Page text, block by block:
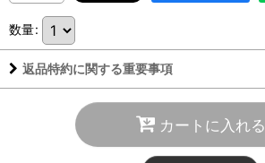
数量:
返品特約に関する重要事項
カートに入れる